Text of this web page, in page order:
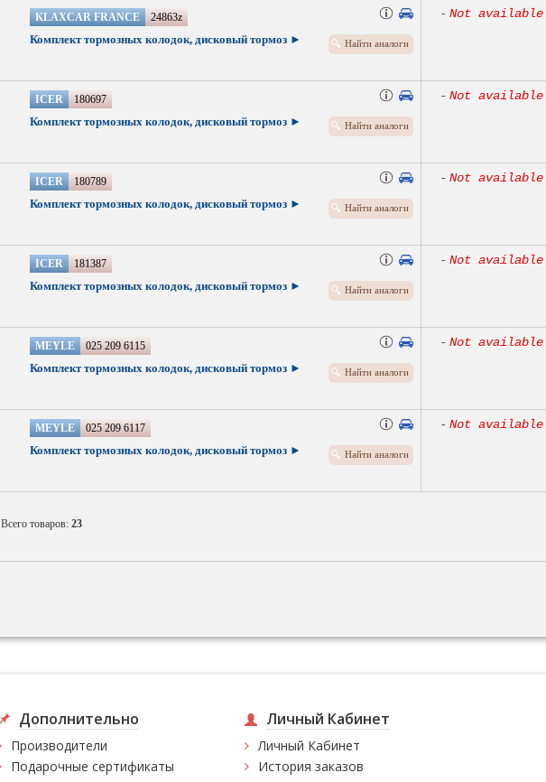
KLAXCAR FRANCE 24863z
Комплект тормозных колодок, дисковый тормоз ► Найти аналоги
- Not available
ICER 180697
Комплект тормозных колодок, дисковый тормоз ► Найти аналоги
- Not available
ICER 180789
Комплект тормозных колодок, дисковый тормоз ► Найти аналоги
- Not available
ICER 181387
Комплект тормозных колодок, дисковый тормоз ► Найти аналоги
- Not available
MEYLE 025 209 6115
Комплект тормозных колодок, дисковый тормоз ► Найти аналоги
- Not available
MEYLE 025 209 6117
Комплект тормозных колодок, дисковый тормоз ► Найти аналоги
- Not available
Всего товаров: 23
Дополнительно
Производители
Подарочные сертификаты
Личный Кабинет
Личный Кабинет
История заказов